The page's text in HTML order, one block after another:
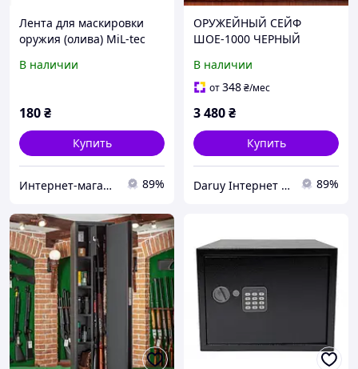
Лента для маскировки
оружия (олива) MiL-tec
В наличии
180₴
Купить
Интернет-магазин "Милитарка Военторг" 89%
ОРУЖЕЙНЫЙ СЕЙФ
ШОЕ-1000 ЧЕРНЫЙ
tdi
В наличии
от348₴/мес
3 480₴
Купить
Daruy Інтернет Магазин "Туристичне спорядження" 89%